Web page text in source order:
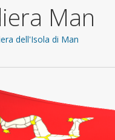
Man
dell'Isola di Man